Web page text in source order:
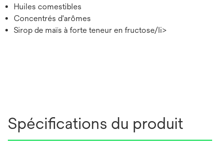
Huiles comestibles
Concentrés d'arômes
Sirop de maïs à forte teneur en fructose/li>
Spécifications du produit